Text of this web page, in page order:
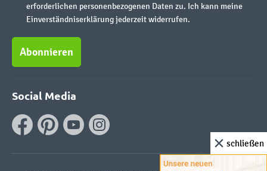
erforderlichen personenbezogenen Daten zu. Ich kann meine
Einverständniserklärung jederzeit widerrufen.
Abonnieren
Social Media
schließen